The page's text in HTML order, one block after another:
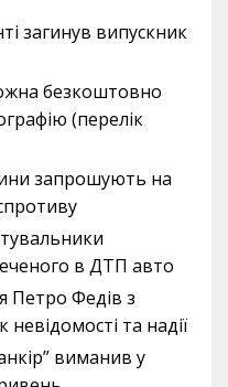
загинув випускник
безкоштовно
(перелік
запрошують на
в ДТП авто
Петро Федів з
та надії
виманив у